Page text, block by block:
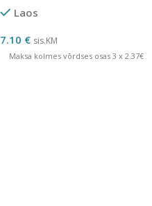
Laos
7.10 € sis.KM
Maksa kolmes võrdses osas 3 x 2.37€